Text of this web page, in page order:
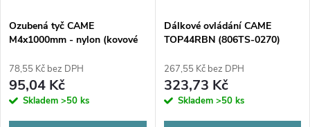
p
r
o
s
p
r
Ozubená tyč CAME
M4x1000mm - nylon (kovové
78,55 Kč bez DPH
95,04 Kč
Skladem >50 ks
Dálkové ovládání CAME
TOP44RBN (806TS-0270)
267,55 Kč bez DPH
323,73 Kč
Skladem >50 ks